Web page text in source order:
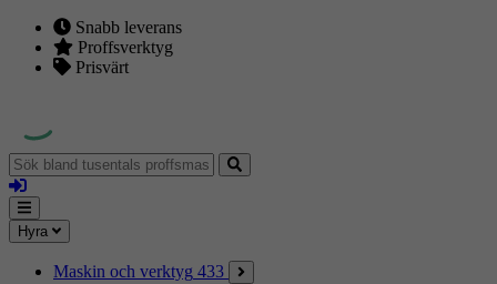
Snabb leverans
Proffsverktyg
Prisvärt
Sök
bland
tusentals
proffsmaskiner
Logga
in
Mina
sidor
Meny
Hyra
Maskin och verktyg 433